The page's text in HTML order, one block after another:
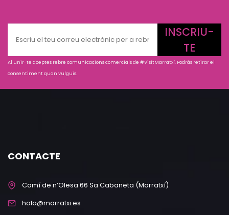
INSCRIU-
TE
Al unir-te aceptes rebre comunicacions comercials de #VisitMarratxí. Podràs retirar el
consentiment quan vulguis.
CONTACTE
Camí de n’Olesa 66 Sa Cabaneta (Marratxí)
hola@marratxi.es